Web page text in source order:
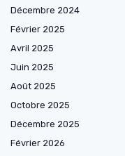
Décembre 2024
Février 2025
Avril 2025
Juin 2025
Août 2025
Octobre 2025
Décembre 2025
Février 2026